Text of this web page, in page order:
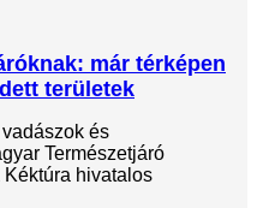
már térképen
területek
és
Természetjáró
hivatalos